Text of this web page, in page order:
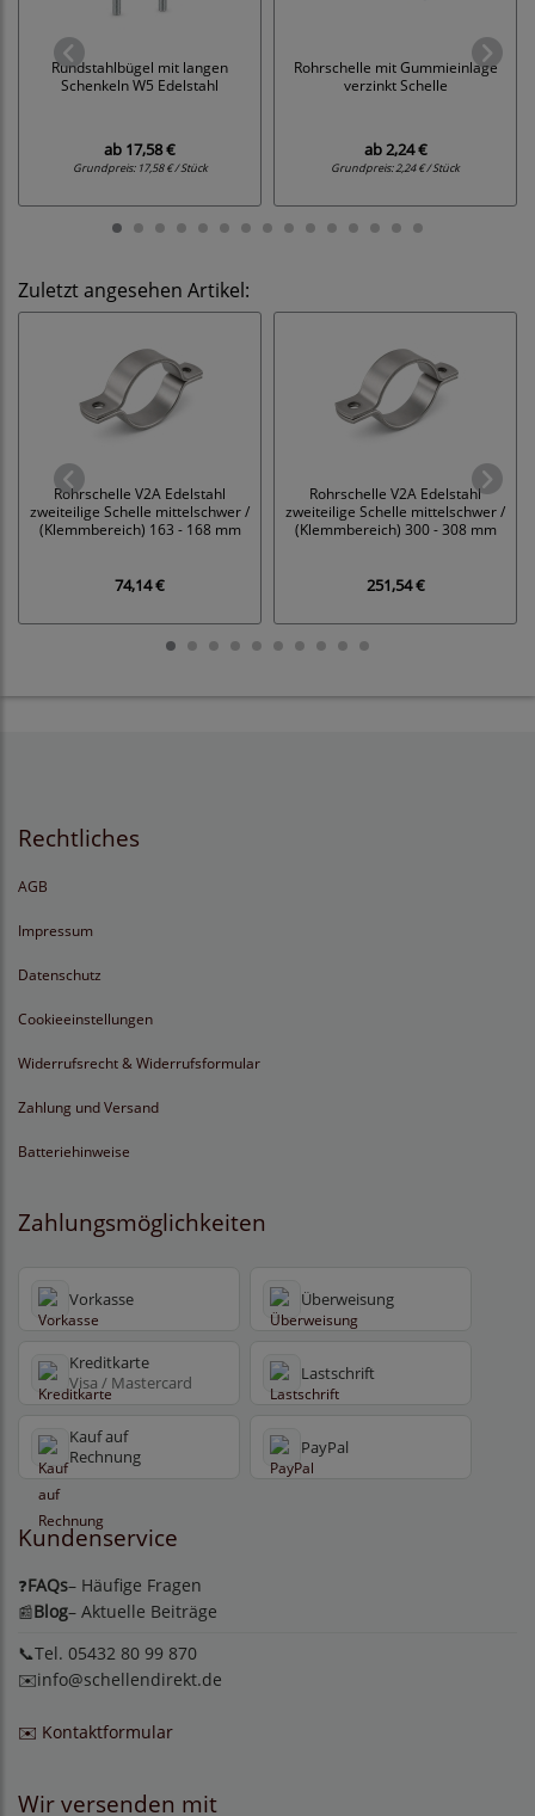
Rundstahlbügel mit langen
Schenkeln W5 Edelstahl
ab 17,58 €
Grundpreis: 17,58 € / Stück
Rohrschelle mit Gummieinlage
verzinkt Schelle
ab2,24 €
Grundpreis:2,24 € / Stück
Zuletzt angesehen Artikel:
Rohrschelle V2A Edelstahl
zweiteilige Schelle mittelschwer /
(Klemmbereich) 163 - 168 mm
74,14 €
Rohrschelle V2A Edelstahl
zweiteilige Schelle mittelschwer /
(Klemmbereich) 300 - 308 mm
251,54 €
Rechtliches
AGB
Impressum
Datenschutz
Cookieeinstellungen
Widerrufsrecht & Widerrufsformular
Zahlung und Versand
Batteriehinweise
Zahlungsmöglichkeiten
Vorkasse Überweisung
Kreditkarte
Visa / Mastercard Lastschrift
Kauf auf
Rechnung
PayPal
Kundenservice
❓FAQs– Häufige Fragen
📰Blog– Aktuelle Beiträge
📞Tel. 05432 80 99 870
✉️info@schellendirekt.de
✉️ Kontaktformular
Wir versenden mit